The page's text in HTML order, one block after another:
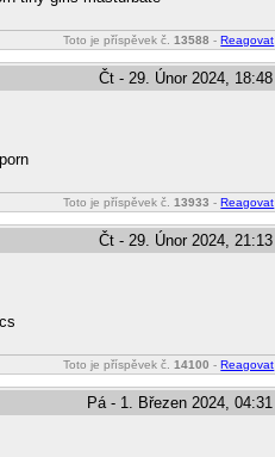
Toto je příspěvek č.13588 - Reagovat
Čt - 29. Únor 2024, 18:48
Toto je příspěvek č.13933 - Reagovat
Čt - 29. Únor 2024, 21:13
Toto je příspěvek č.14100 - Reagovat
Pá - 1. Březen 2024, 04:31